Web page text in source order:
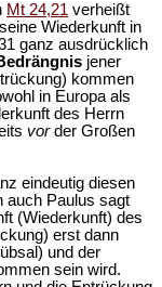
Mt 24,21 verheißt
Wiederkunft in
ganz ausdrücklich
jener
kommen
in Europa als
des Herrn
vorder Großen
eindeutig diesen
auch Paulus sagt
(Wiederkunft) des
erst dann
und der
sein wird.